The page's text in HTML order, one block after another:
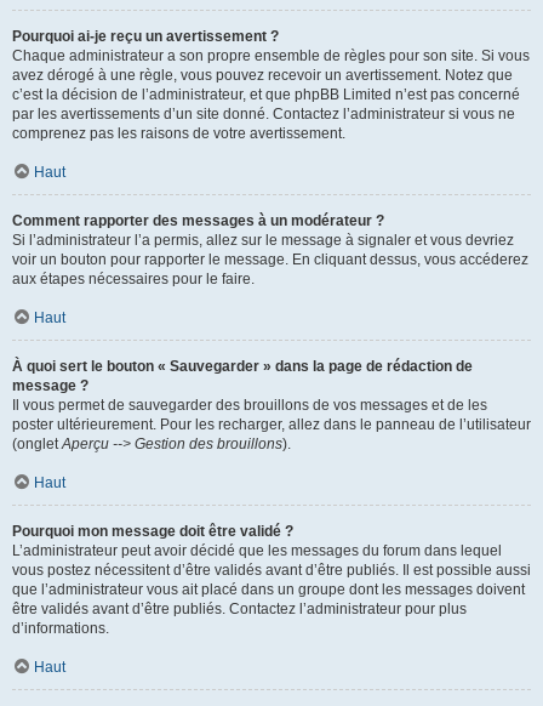
Pourquoi ai-je reçu un avertissement ?
Chaque administrateur a son propre ensemble de règles pour son site. Si vous
avez dérogé à une règle, vous pouvez recevoir un avertissement. Notez que
c’est la décision de l’administrateur, et que phpBB Limited n’est pas concerné
par les avertissements d’un site donné. Contactez l’administrateur si vous ne
comprenez pas les raisons de votre avertissement.
Haut
Comment rapporter des messages à un modérateur ?
Si l’administrateur l’a permis, allez sur le message à signaler et vous devriez
voir un bouton pour rapporter le message. En cliquant dessus, vous accéderez
aux étapes nécessaires pour le faire.
Haut
À quoi sert le bouton « Sauvegarder » dans la page de rédaction de
message ?
Il vous permet de sauvegarder des brouillons de vos messages et de les
poster ultérieurement. Pour les recharger, allez dans le panneau de l’utilisateur
(ongletAperçu --> Gestion des brouillons).
Haut
Pourquoi mon message doit être validé ?
L’administrateur peut avoir décidé que les messages du forum dans lequel
vous postez nécessitent d’être validés avant d’être publiés. Il est possible aussi
que l’administrateur vous ait placé dans un groupe dont les messages doivent
être validés avant d’être publiés. Contactez l’administrateur pour plus
d’informations.
Haut